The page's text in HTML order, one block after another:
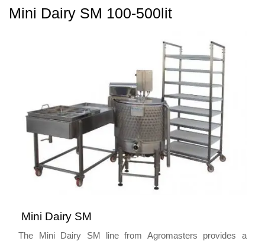
Mini Dairy SM 100-500lit
Mini Dairy SM
The Mini Dairy SM line from Agromasters provides a